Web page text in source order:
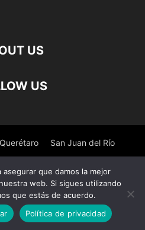
US
US
Querétaro San Juan del Río
Salud
El Observador de Queretaro
asegurar que damos la mejor
web. Si sigues utilizando
que estás de acuerdo.
Política de privacidad